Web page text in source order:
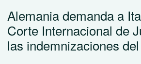
Alemania demanda a
Corte Internacional de
las indemnizaciones